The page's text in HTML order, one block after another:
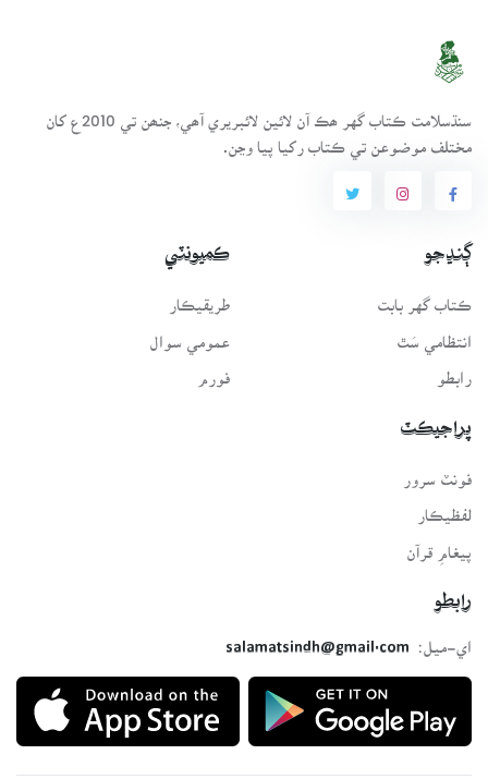
سنڌسلامت ڪتاب گهر ھڪ آن لائين لائبريري آھي، جنھن تي 2010ع کان
مختلف موضوعن تي ڪتاب رکيا پيا وڃن.
ڳنڍجو
ڪتاب گهر بابت
انتظامي سَٿ
رابطو
ڪميونٽي
طريقيڪار
عمومي سوال
فورم
پراجيڪٽ
لفظيڪار
پيغامِ قرآن
رابطو
اي-ميل:
salamatsindh@gmail.com